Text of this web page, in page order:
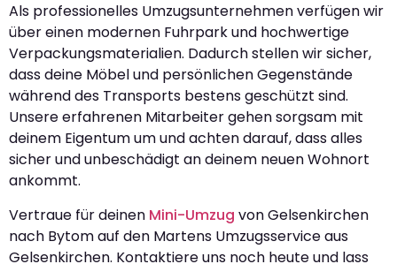
Als professionelles Umzugsunternehmen verfügen wir
über einen modernen Fuhrpark und hochwertige
Verpackungsmaterialien. Dadurch stellen wir sicher,
dass deine Möbel und persönlichen Gegenstände
während des Transports bestens geschützt sind.
Unsere erfahrenen Mitarbeiter gehen sorgsam mit
deinem Eigentum um und achten darauf, dass alles
sicher und unbeschädigt an deinem neuen Wohnort
ankommt.
Vertraue für deinen Mini-Umzug von Gelsenkirchen
nach Bytom auf den Martens Umzugsservice aus
Gelsenkirchen. Kontaktiere uns noch heute und lass